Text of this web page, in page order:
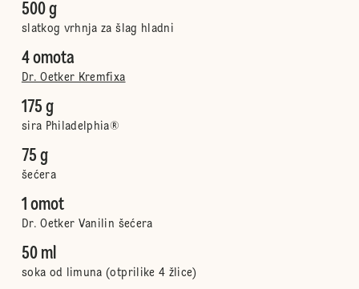
500 g
slatkog vrhnja za šlag hladni
4 omota
Dr. Oetker Kremfixa
175 g
sira Philadelphia®
75 g
šećera
1 omot
Dr. Oetker Vanilin šećera
50 ml
soka od limuna (otprilike 4 žlice)